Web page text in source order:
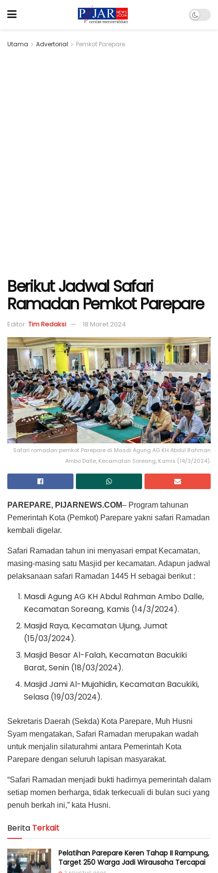
Utama Advertorial Pemkot Parepare
Berikut Jadwal Safari
Ramadan Pemkot Parepare
Editor: Tim Redaksi 18 Maret 2024
Safari ramadan pemkot Parepare di Masdi Agung AG KH Abdul Rahman
Ambo Dalle, Kecamatan Soreang, Kamis (14/3/2024).
PAREPARE, PIJARNEWS.COM– Program tahunan
Pemerintah Kota (Pemkot) Parepare yakni safari Ramadan
kembali digelar.
Safari Ramadan tahun ini menyasari empat Kecamatan,
masing-masing satu Masjid per kecamatan. Adapun jadwal
pelaksanaan safari Ramadan 1445 H sebagai berikut :
Masdi Agung AG KH Abdul Rahman Ambo Dalle,
Kecamatan Soreang, Kamis (14/3/2024).
Masjid Raya, Kecamatan Ujung, Jumat
(15/03/2024).
Masjid Besar Al-Falah, Kecamatan Bacukiki
Barat, Senin (18/03/2024).
Masjid Jami Al-Mujahidin, Kecamatan Bacukiki,
Selasa (19/03/2024).
Sekretaris Daerah (Sekda) Kota Parepare, Muh Husni
Syam mengatakan, Safari Ramadan merupakan wadah
untuk menjalin silaturahmi antara Pemerintah Kota
Parepare dengan seluruh lapisan masyarakat.
“Safari Ramadan menjadi bukti hadirnya pemerintah dalam
setiap momen berharga, tidak terkecuali di bulan suci yang
penuh berkah ini,” kata Husni.
Berita Terkait
Pelatihan Parepare Keren Tahap II Rampung,
Target 250 Warga Jadi Wirausaha Tercapai